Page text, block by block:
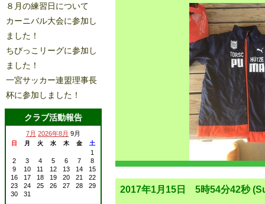
2017年1月15日 5時54分42秒
８月の練習日について
カーニバル大会に参加し
ました！
ちびっこリーグに参加し
ました！
一宮サッカー連盟理事長
杯に参加しました！
クラブ活動報告
7月 2026年8月 9月
日 月 火 水 木 金 土
1
2
3 4 5 6 7
8
9
10 11 12 13 14
15
16
17 18 19 20 21
22
23
24 25 26 27 28
29
30
31